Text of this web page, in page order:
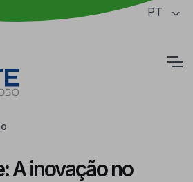
da página PT
A inovação no